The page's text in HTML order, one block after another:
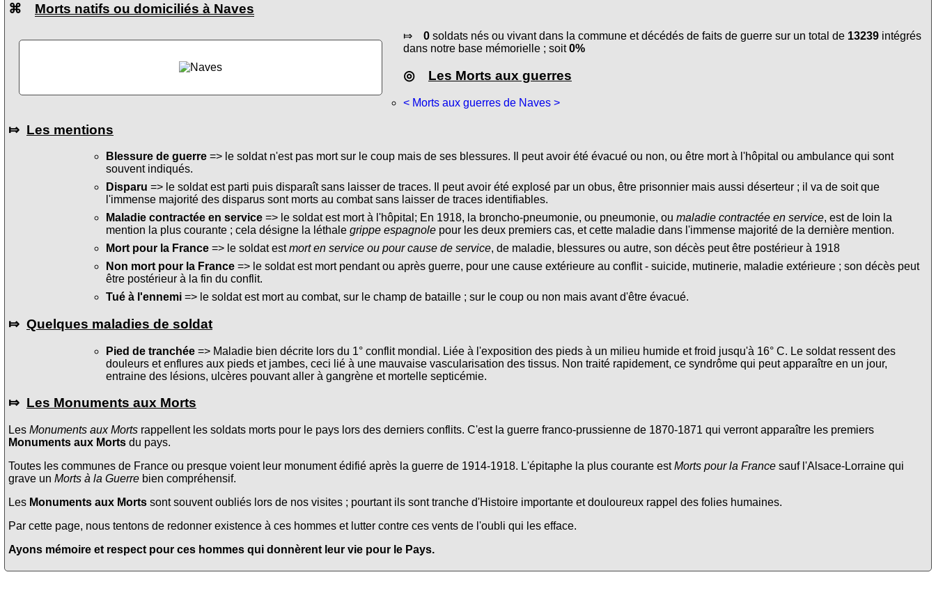
⌘ Morts natifs ou domiciliés à Naves
⤇ 0 soldats nés ou vivant dans la commune et décédés de faits de guerre sur un total de 13239 intégrés
dans notre base mémorielle ; soit0%
◎ Les Morts aux guerres
< Morts aux guerres de Naves >
⤇ Les mentions
Blessure de guerre => le soldat n'est pas mort sur le coup mais de ses blessures. Il peut avoir été évacué ou non, ou être mort à l'hôpital ou ambulance qui sont
souvent indiqués.
Disparu => le soldat est parti puis disparaît sans laisser de traces. Il peut avoir été explosé par un obus, être prisonnier mais aussi déserteur ; il va de soit que
l'immense majorité des disparus sont morts au combat sans laisser de traces identifiables.
Maladie contractée en service => le soldat est mort à l'hôpital; En 1918, la broncho-pneumonie, ou pneumonie, ou maladie contractée en service, est de loin la
mention la plus courante ; cela désigne la léthale grippe espagnole pour les deux premiers cas, et cette maladie dans l'immense majorité de la dernière mention.
Mort pour la France => le soldat estmort en service ou pour cause de service, de maladie, blessures ou autre, son décès peut être postérieur à 1918
Non mort pour la France => le soldat est mort pendant ou après guerre, pour une cause extérieure au conflit - suicide, mutinerie, maladie extérieure ; son décès peut
être postérieur à la fin du conflit.
Tué à l'ennemi => le soldat est mort au combat, sur le champ de bataille ; sur le coup ou non mais avant d'être évacué.
⤇ Quelques maladies de soldat
Pied de tranchée => Maladie bien décrite lors du 1° conflit mondial. Liée à l'exposition des pieds à un milieu humide et froid jusqu'à 16° C. Le soldat ressent des
douleurs et enflures aux pieds et jambes, ceci lié à une mauvaise vascularisation des tissus. Non traité rapidement, ce syndrôme qui peut apparaître en un jour,
entraine des lésions, ulcères pouvant aller à gangrène et mortelle septicémie.
⤇ Les Monuments aux Morts
Les Monuments aux Morts rappellent les soldats morts pour le pays lors des derniers conflits. C'est la guerre franco-prussienne de 1870-1871 qui verront apparaître les premiers
Monuments aux Morts du pays.
Toutes les communes de France ou presque voient leur monument édifié après la guerre de 1914-1918. L'épitaphe la plus courante estMorts pour la France sauf l'Alsace-Lorraine qui
grave un Morts à la Guerre bien compréhensif.
Les Monuments aux Morts sont souvent oubliés lors de nos visites ; pourtant ils sont tranche d'Histoire importante et douloureux rappel des folies humaines.
Par cette page, nous tentons de redonner existence à ces hommes et lutter contre ces vents de l'oubli qui les efface.
Ayons mémoire et respect pour ces hommes qui donnèrent leur vie pour le Pays.